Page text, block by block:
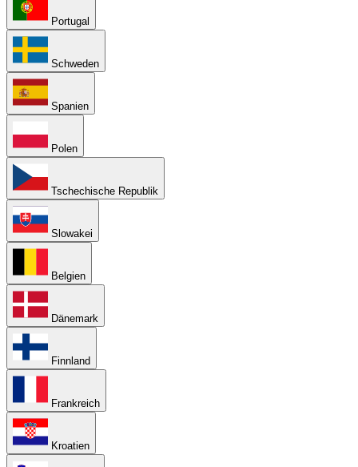
Portugal
Schweden
Spanien
Polen
Tschechische Republik
Slowakei
Belgien
Dänemark
Finnland
Frankreich
Kroatien